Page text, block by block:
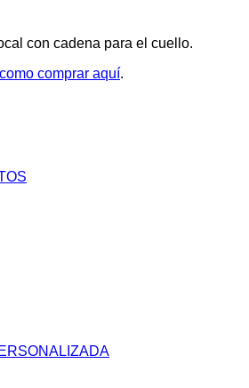
con cadena para el cuello.
como comprar aquí.